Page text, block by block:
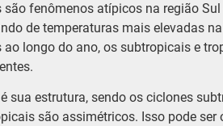
fenômenos atípicos na região
de temperaturas mais elevadas
longo do ano, os subtropicais e
sua estrutura, sendo os ciclones
são assimétricos. Isso pode ser